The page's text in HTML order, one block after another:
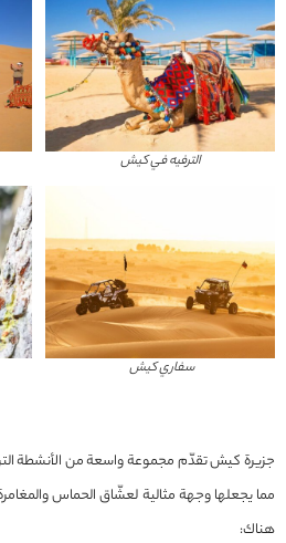
الترفيه في كيش
سفاري كيش
جزيرة كيش تقدّم مجموعة واسعة من الأنشطة
مما يجعلها وجهة مثالية لعشّاق الحماس
هناك: